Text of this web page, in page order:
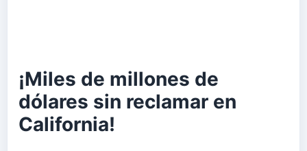
¡Miles de millones de
dólares sin reclamar en
California!